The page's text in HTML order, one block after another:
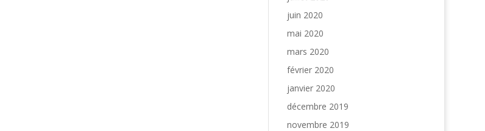
juin 2020
mai 2020
mars 2020
février 2020
janvier 2020
décembre 2019
novembre 2019